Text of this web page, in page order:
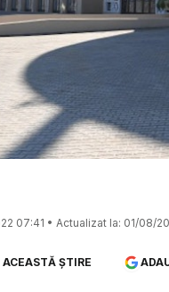
07:41 • Actualizat la: 01/08/
ȘTIRE